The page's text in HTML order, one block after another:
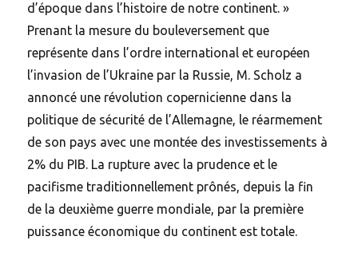
d’époque dans l’histoire de notre continent. »
Prenant la mesure du bouleversement que
représente dans l’ordre international et européen
l’invasion de l’Ukraine par la Russie, M. Scholz a
annoncé une révolution copernicienne dans la
politique de sécurité de l’Allemagne, le réarmement
de son pays avec une montée des investissements à
2% du PIB. La rupture avec la prudence et le
pacifisme traditionnellement prônés, depuis la fin
de la deuxième guerre mondiale, par la première
puissance économique du continent est totale.